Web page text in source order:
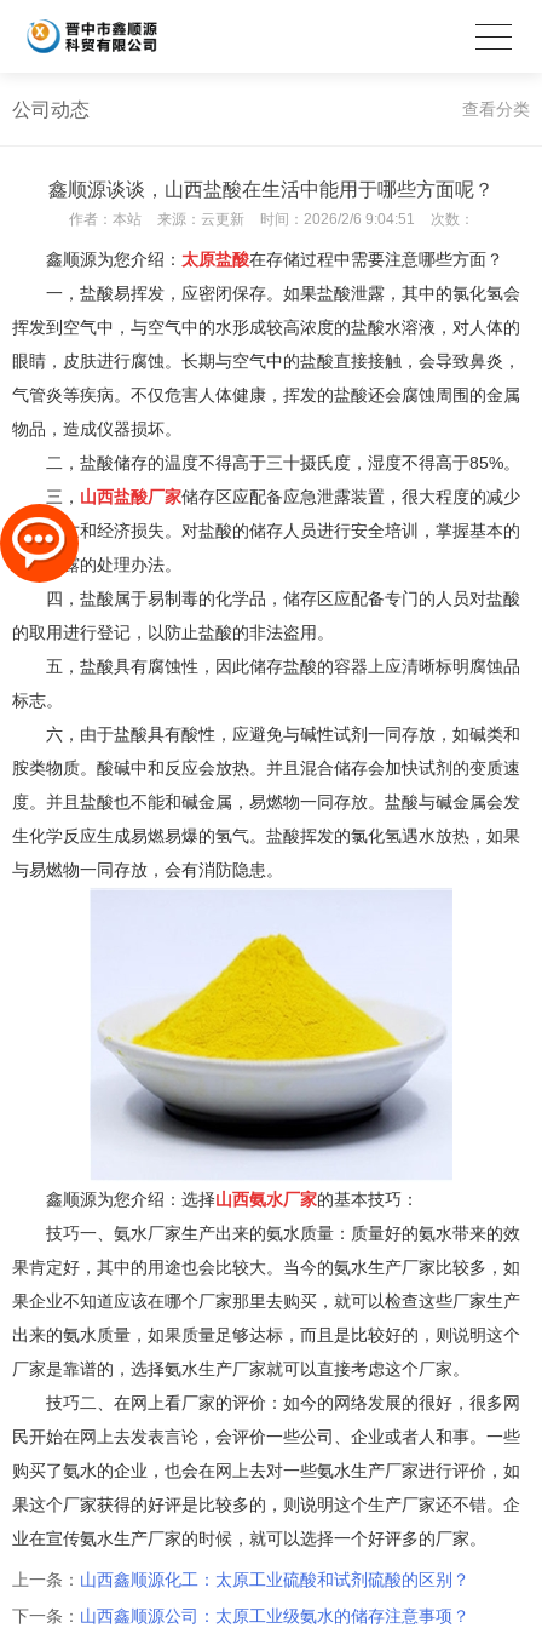
公司动态 查看分类
鑫顺源谈谈，山西盐酸在生活中能用于哪些方面呢？
作者： 本站 来源： 云更新 时间： 2026/2/6 9:04:51 次数：
鑫顺源为您介绍： 太原盐酸在存储过程中需要注意哪些方面？
一，盐酸易挥发，应密闭保存。如果盐酸泄露，其中的氯化氢会
挥发到空气中，与空气中的水形成较高浓度的盐酸水溶液，对人体的
眼睛，皮肤进行腐蚀。长期与空气中的盐酸直接接触，会导致鼻炎，
气管炎等疾病。不仅危害人体健康，挥发的盐酸还会腐蚀周围的金属
物品，造成仪器损坏。
二，盐酸储存的温度不得高于三十摄氏度，湿度不得高于85%。
三， 山西盐酸厂家储存区应配备应急泄露装置，很大程度的减少
人员伤亡和经济损失。对盐酸的储存人员进行安全培训，掌握基本的
应急泄露的处理办法。
四，盐酸属于易制毒的化学品，储存区应配备专门的人员对盐酸
的取用进行登记，以防止盐酸的非法盗用。
五，盐酸具有腐蚀性，因此储存盐酸的容器上应清晰标明腐蚀品
标志。
六，由于盐酸具有酸性，应避免与碱性试剂一同存放，如碱类和
胺类物质。酸碱中和反应会放热。并且混合储存会加快试剂的变质速
度。并且盐酸也不能和碱金属，易燃物一同存放。盐酸与碱金属会发
生化学反应生成易燃易爆的氢气。盐酸挥发的氯化氢遇水放热，如果
与易燃物一同存放，会有消防隐患。
鑫顺源为您介绍：选择山西氨水厂家的基本技巧：
技巧一、氨水厂家生产出来的氨水质量：质量好的氨水带来的效
果肯定好，其中的用途也会比较大。当今的氨水生产厂家比较多，如
果企业不知道应该在哪个厂家那里去购买，就可以检查这些厂家生产
出来的氨水质量，如果质量足够达标，而且是比较好的，则说明这个
厂家是靠谱的，选择氨水生产厂家就可以直接考虑这个厂家。
技巧二、在网上看厂家的评价：如今的网络发展的很好，很多网
民开始在网上去发表言论，会评价一些公司、企业或者人和事。一些
购买了氨水的企业，也会在网上去对一些氨水生产厂家进行评价，如
果这个厂家获得的好评是比较多的，则说明这个生产厂家还不错。企
业在宣传氨水生产厂家的时候，就可以选择一个好评多的厂家。
上一条： 山西鑫顺源化工：太原工业硫酸和试剂硫酸的区别？
下一条： 山西鑫顺源公司：太原工业级氨水的储存注意事项？